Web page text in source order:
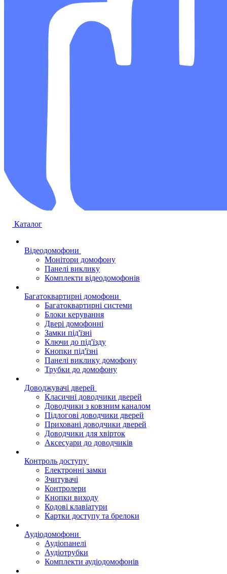
Каталог
Відеодомофони
Монітори домофону
Панелі виклику
Комплекти відеодомофонів
Багатоквартирні домофони
Багатоквартирні системи
Блоки керування
Двері домофонні
Замки під'їзні
Ключи до під'їзду
Кнопки під'їзні
Панелі виклику домофону
Трубки до домофону
Доводжувачі дверей
Класичні доводчики дверей
Доводчики з ковзним каналом
Підлогові доводчики дверей
Приховані доводчики дверей
Доводчики для хвірток
Аксесуари до доводчиків
Контроль доступу
Електронні замки
Зчитувачі
Контролери
Кнопки виходу
Кодові клавіатури
Картки доступу та брелоки
Аудіодомофони
Аудіопанелі
Аудіотрубки
Комплекти аудіодомофонів